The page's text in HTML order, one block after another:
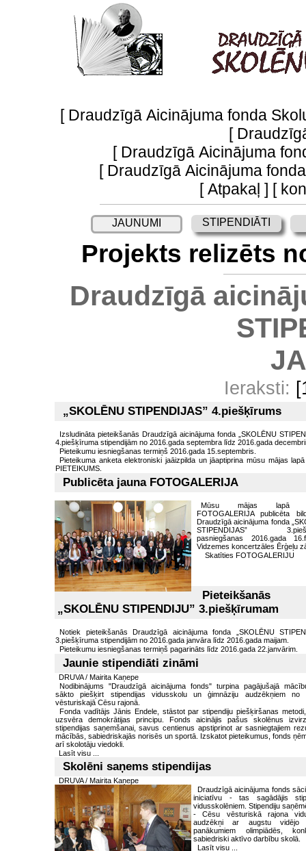
[ Draudzīgā Aicinājuma fonda
[
[ Draudzīgā Aicinājuma
[ Draudzīgā Aicinājuma
[Atpakaļ ] [
JAUNUMI STIPENDIĀTI
Projekts relizēts
Draudzīgā
Ieraksti:
„SKOLĒNU STIPENDIJAS” 4.piešķīrums
Izsludināta pieteikšanās Draudzīgā aicinājuma fonda „SKOLĒNU
4.piešķīruma stipendijām no 2016.gada septembra līdz 2016.gada
Pieteikumu iesniegšanas termiņš 2016.gada 15.septembris.
Pieteikuma anketa elektroniski jaāizpilda un jāaptiprina mūsu mājas
PIETEIKUMS.
Publicēta jauna FOTOGALERIJA
Mūsu mājas lapā
FOTOGALERIJA publicēta
Draudzīgā aicinājuma fonda
STIPENDIJAS”
pasniegšanas 2016.gada
Vidzemes koncertzāles Ērģeļu
Skatīties FOTOGALERIJU
Pieteikšanās
„SKOLĒNU STIPENDIJU” 3.piešķīrumam
Notiek pieteikšanās Draudzīgā aicinājuma fonda „SKOLĒNU
3.piešķīruma stipendijām no 2016.gada janvāra līdz 2016.gada maijam.
Pieteikumu iesniegšanas termiņš pagarināts līdz 2016.gada 22.janvārim.
Jaunie stipendiāti zināmi
DRUVA / Mairita Kaņepe
Nodibinājums "Draudzīgā aicinājuma fonds" turpina pagājušajā
sākto piešķirt stipendijas vidusskolu un ģimnāziju audzēkņiem no
vēsturiskajā Cēsu rajonā.
Fonda vadītājs Jānis Endele, stāstot par stipendiju piešķiršanas
uzsvēra demokrātijas principu. Fonds aicinājis pašus skolēnus
stipendijas saņemšanai, savus centienus apstiprinot ar sasniegtajiem
mācībās, sabiedriskajās norisēs un sportā. Izskatot pieteikumus, fonds
arī skolotāju viedokli.
Lasīt visu ...
Skolēni saņems stipendijas
DRUVA / Mairita Kaņepe
Draudzīgā aicinājuma fonds
iniciatīvu - tas sagādājis
vidusskolēniem. Stipendiju
- Cēsu vēsturiskā rajona
audzēkņi ar augstu vidējo
panākumiem olimpiādēs,
sabiedriski aktīvo darbību skolā.
Lasīt visu ...